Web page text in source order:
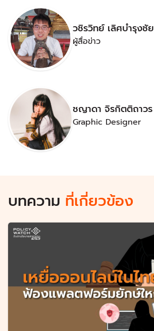
วชิรวิทย์ เลิศบำรุงชัย
ผู้สื่อข่าว
ชญาดา จิรกิตติถาวร
Graphic Designer
บทความ ที่เกี่ยวข้อง